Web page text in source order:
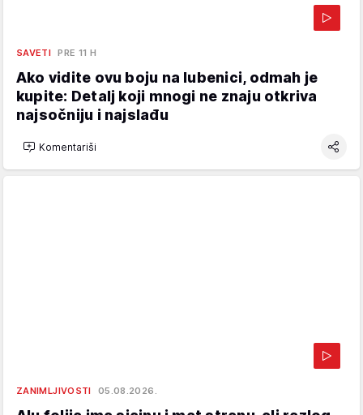
SAVETI PRE 11 H
Ako vidite ovu boju na lubenici, odmah je
kupite: Detalj koji mnogi ne znaju otkriva
najsočniju i najslađu
Komentariši
ZANIMLJIVOSTI 05.08.2026.